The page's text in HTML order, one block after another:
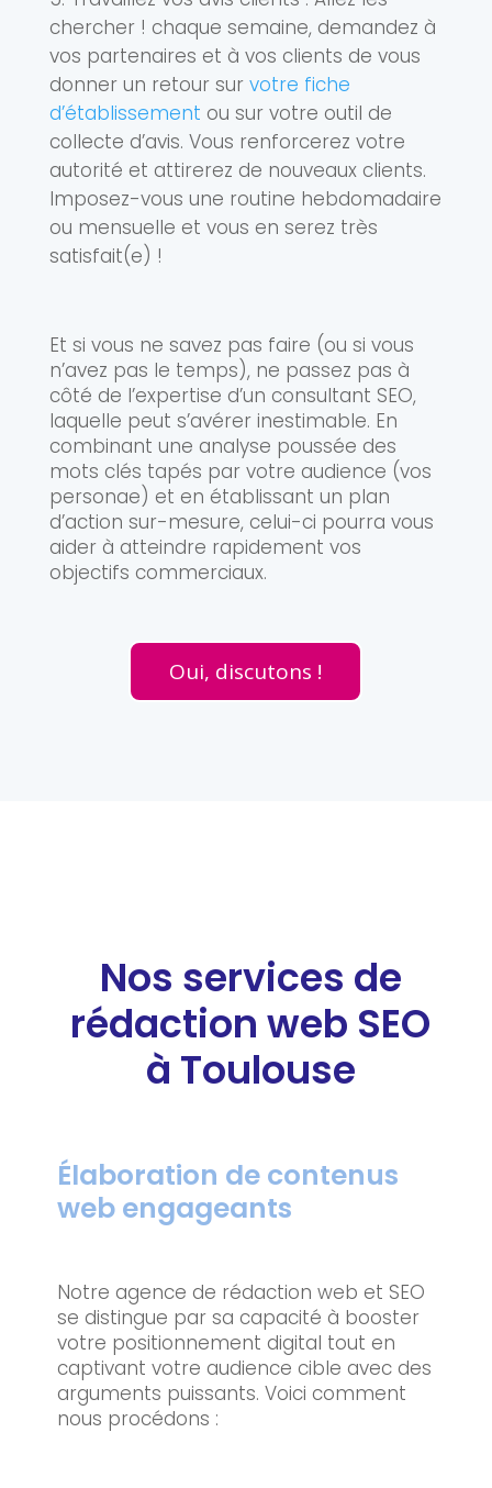
chercher ! chaque semaine, demandez à
vos partenaires et à vos clients de vous
donner un retour sur votre fiche
d’établissement ou sur votre outil de
collecte d’avis. Vous renforcerez votre
autorité et attirerez de nouveaux clients.
Imposez-vous une routine hebdomadaire
ou mensuelle et vous en serez très
satisfait(e) !
Et si vous ne savez pas faire (ou si vous
n’avez pas le temps), ne passez pas à
côté de l’expertise d’un consultant SEO,
laquelle peut s’avérer inestimable. En
combinant une analyse poussée des
mots clés tapés par votre audience (vos
personae) et en établissant un plan
d’action sur-mesure, celui-ci pourra vous
aider à atteindre rapidement vos
objectifs commerciaux.
Oui, discutons !
Nos services de
rédaction web SEO
à Toulouse
Élaboration de contenus
web engageants
Notre agence de rédaction web et SEO
se distingue par sa capacité à booster
votre positionnement digital tout en
captivant votre audience cible avec des
arguments puissants. Voici comment
nous procédons :